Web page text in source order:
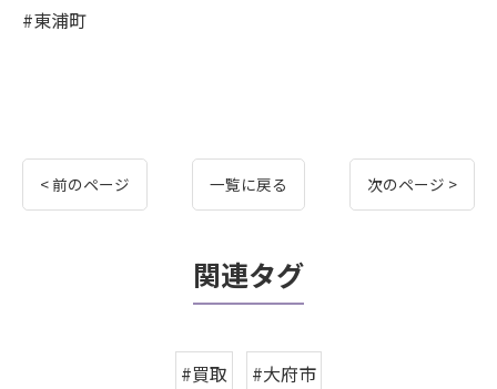
#東浦町
< 前のページ 一覧に戻る 次のページ >
関連タグ
#買取 #大府市